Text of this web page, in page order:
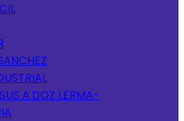
A.DOZ LERMA-